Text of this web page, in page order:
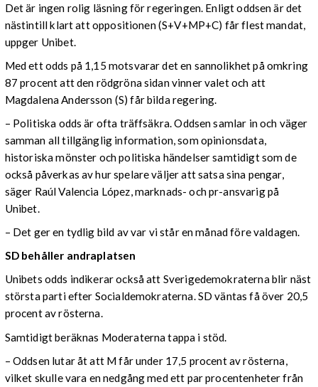
Det är ingen rolig läsning för regeringen. Enligt oddsen är det
nästintill klart att oppositionen (S+V+MP+C) får flest mandat,
uppger Unibet.
Med ett odds på 1,15 motsvarar det en sannolikhet på omkring
87 procent att den rödgröna sidan vinner valet och att
Magdalena Andersson (S) får bilda regering.
– Politiska odds är ofta träffsäkra. Oddsen samlar in och väger
samman all tillgänglig information, som opinionsdata,
historiska mönster och politiska händelser samtidigt som de
också påverkas av hur spelare väljer att satsa sina pengar,
säger Raúl Valencia López, marknads- och pr-ansvarig på
Unibet.
– Det ger en tydlig bild av var vi står en månad före valdagen.
SD behåller andraplatsen
Unibets odds indikerar också att Sverigedemokraterna blir näst
största parti efter Socialdemokraterna. SD väntas få över 20,5
procent av rösterna.
Samtidigt beräknas Moderaterna tappa i stöd.
– Oddsen lutar åt att M får under 17,5 procent av rösterna,
vilket skulle vara en nedgång med ett par procentenheter från